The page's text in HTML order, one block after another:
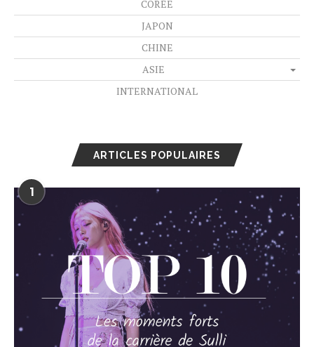
CORÉE
JAPON
CHINE
ASIE
INTERNATIONAL
ARTICLES POPULAIRES
1